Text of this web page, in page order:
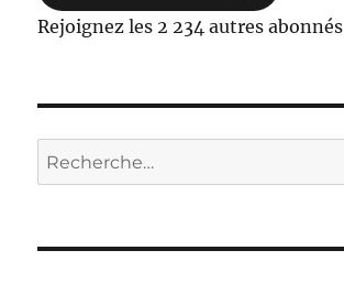
Rejoignez les 2 234 autres abonnés
Recherche
pour :